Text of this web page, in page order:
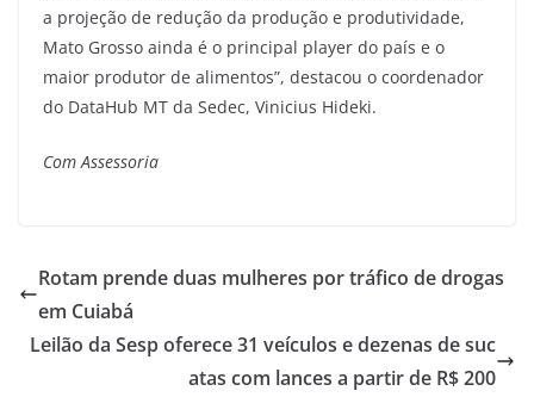
a projeção de redução da produção e produtividade,
Mato Grosso ainda é o principal player do país e o
maior produtor de alimentos”, destacou o coordenador
do DataHub MT da Sedec, Vinicius Hideki.
Com Assessoria
Rotam prende duas mulheres por tráfico de drogas
em Cuiabá
Leilão da Sesp oferece 31 veículos e dezenas de suc
atas com lances a partir de R$ 200